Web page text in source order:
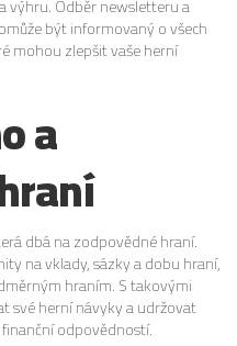
výhru. Odběr newsletteru a
být informovaný o všech
mohou zlepšit vaše herní
a
dbá na zodpovědné hraní.
na vklady, sázky a dobu hraní,
hraním. S takovými
své herní návyky a udržovat
odpovědností.